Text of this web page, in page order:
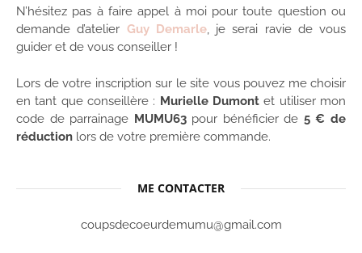
N’hésitez pas à faire appel à moi pour toute question ou
demande d’atelier Guy Demarle, je serai ravie de vous
guider et de vous conseiller !
Lors de votre inscription sur le site vous pouvez me choisir
en tant que conseillère : Murielle Dumont et utiliser mon
code de parrainage MUMU63pour bénéficier de 5 € de
réduction lors de votre première commande.
ME CONTACTER
coupsdecoeurdemumu@gmail.com